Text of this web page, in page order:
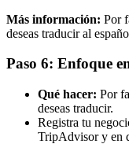
Más información: Por
deseas traducir al
Paso 6: Enfoque
Qué hacer: Por
deseas traducir.
Registra tu
TripAdvisor y en